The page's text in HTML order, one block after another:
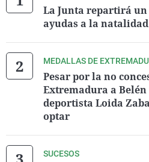
La Junta repartirá
ayudas a la
MEDALLAS DE
Pesar por la no
Extremadura a
deportista Loida
optar
SUCESOS